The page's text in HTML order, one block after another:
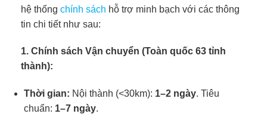
hệ thống chính sách hỗ trợ minh bạch với các thông
tin chi tiết như sau:
1. Chính sách Vận chuyển (Toàn quốc 63 tỉnh
thành):
Thời gian: Nội thành (<30km): 1–2 ngày. Tiêu
chuẩn: 1–7 ngày.